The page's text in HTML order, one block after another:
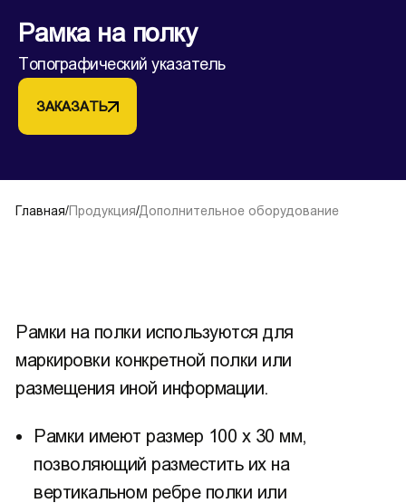
Рамка на полку
Топографический указатель
ЗАКАЗАТЬ
Главная/Продукция/Дополнительное оборудование
Рамки на полки используются для
маркировки конкретной полки или
размещения иной информации.
Рамки имеют размер 100 х 30 мм,
позволяющий разместить их на
вертикальном ребре полки или